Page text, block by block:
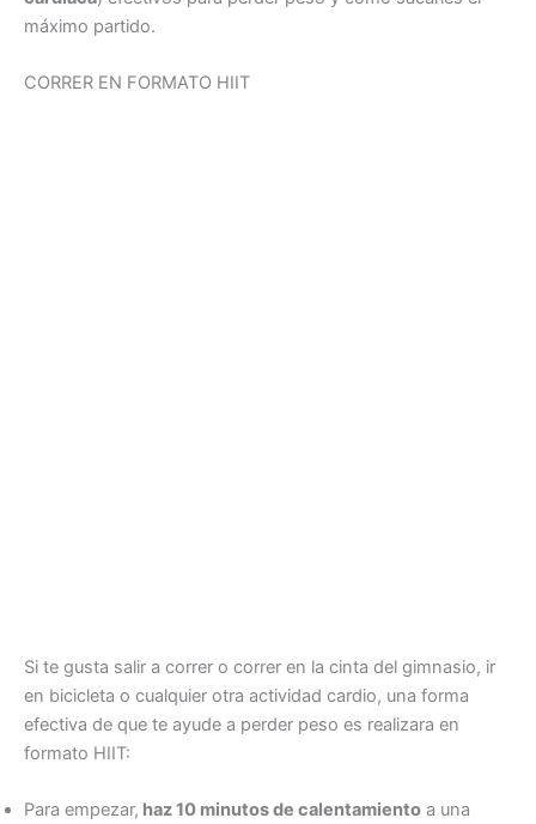
máximo partido.
CORRER EN FORMATO HIIT
Si te gusta salir a correr o correr en la cinta del gimnasio, ir
en bicicleta o cualquier otra actividad cardio, una forma
efectiva de que te ayude a perder peso es realizara en
formato HIIT:
Para empezar, haz 10 minutos de calentamiento a una